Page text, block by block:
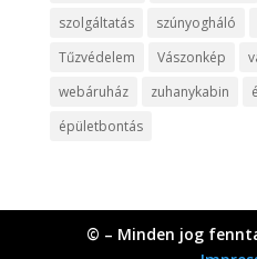
szolgáltatás
szúnyogháló
Tűzvédelem
Vászonkép
webáruház
zuhanykabin
épületbontás
© – Minden jog